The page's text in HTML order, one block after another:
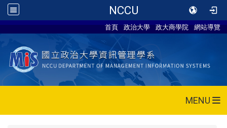
NCCU
首頁 政治大學 政大商學院 網站導覽
MENU